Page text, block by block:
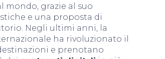
mondo, grazie al suo
e una proposta di
Negli ultimi anni, la
ha rivoluzionato il
e prenotano